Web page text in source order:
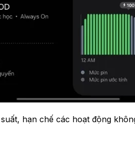
hạn chế các hoạt động